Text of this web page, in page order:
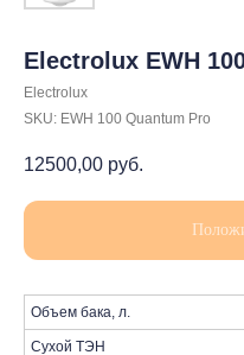
Electrolux EWH
Electrolux
SKU: EWH 100 Quantum Pro
12500,00 руб.
Объем бака, л.
Сухой ТЭН